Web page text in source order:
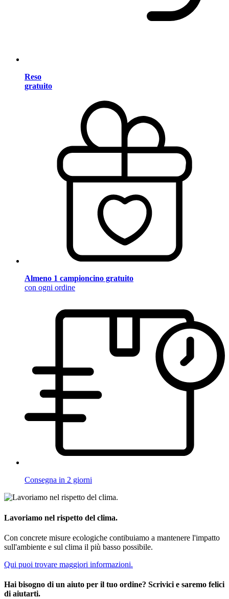
Reso
gratuito
Almeno 1 campioncino gratuito
con ogni ordine
Consegna in 2 giorni
Lavoriamo nel rispetto del clima.
Con concrete misure ecologiche contibuiamo a mantenere l'impatto
sull'ambiente e sul clima il più basso possibile.
Qui puoi trovare maggiori informazioni.
Hai bisogno di un aiuto per il tuo ordine? Scrivici e saremo felici
di aiutarti.